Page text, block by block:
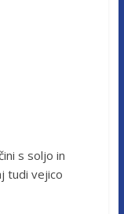
s soljo in
tudi vejico